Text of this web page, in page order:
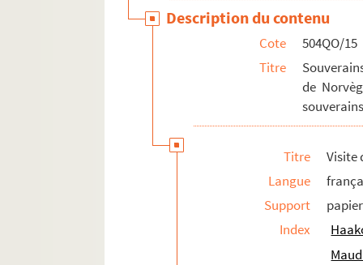
Description du contenu
Cote
504QO/15
Titre
de
Titre
Visite
Langue
Support
papier
Index